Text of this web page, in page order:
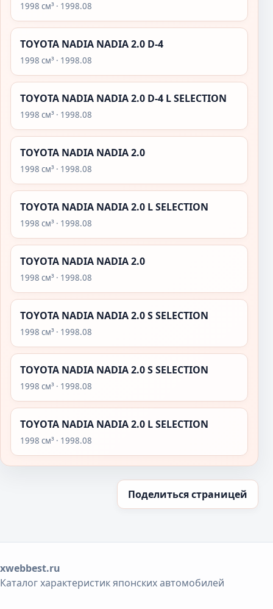
1998 см³ · 1998.08
TOYOTA NADIA NADIA 2.0 D-4
1998 см³ · 1998.08
TOYOTA NADIA NADIA 2.0 D-4 L SELECTION
1998 см³ · 1998.08
TOYOTA NADIA NADIA 2.0
1998 см³ · 1998.08
TOYOTA NADIA NADIA 2.0 L SELECTION
1998 см³ · 1998.08
TOYOTA NADIA NADIA 2.0
1998 см³ · 1998.08
TOYOTA NADIA NADIA 2.0 S SELECTION
1998 см³ · 1998.08
TOYOTA NADIA NADIA 2.0 S SELECTION
1998 см³ · 1998.08
TOYOTA NADIA NADIA 2.0 L SELECTION
1998 см³ · 1998.08
Поделиться страницей
xwebbest.ru
Каталог характеристик японских автомобилей